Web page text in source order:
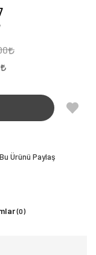
Bu Ürünü Paylaş
(0)